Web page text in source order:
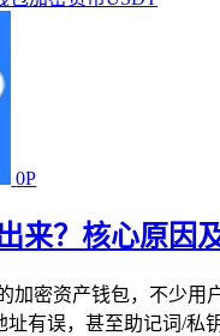
0P
来？核心原因
加密资产钱包，不少
有误，甚至助记词/私